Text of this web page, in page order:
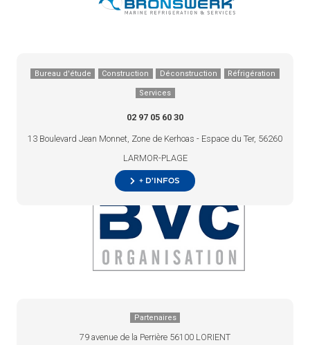
Bureau d'étude Construction Déconstruction Réfrigération
Services
02 97 05 60 30
13 Boulevard Jean Monnet, Zone de Kerhoas - Espace du Ter, 56260
LARMOR-PLAGE
+ d’infos
Partenaires
79 avenue de la Perrière 56100 LORIENT